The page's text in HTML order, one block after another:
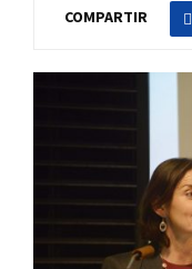
COMPARTIR